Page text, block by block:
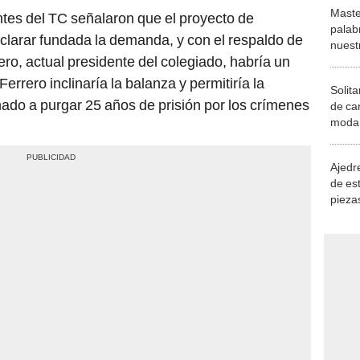
del TC señalaron que el proyecto de
fundada la demanda, y con el respaldo de
actual presidente del colegiado, habría un
inclinaría la balanza y permitiría la
a purgar 25 años de prisión por los crímenes
de
de